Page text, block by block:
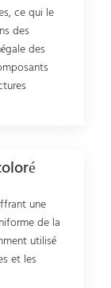
ce qui le
des
des
une
de la
utilisé
et les